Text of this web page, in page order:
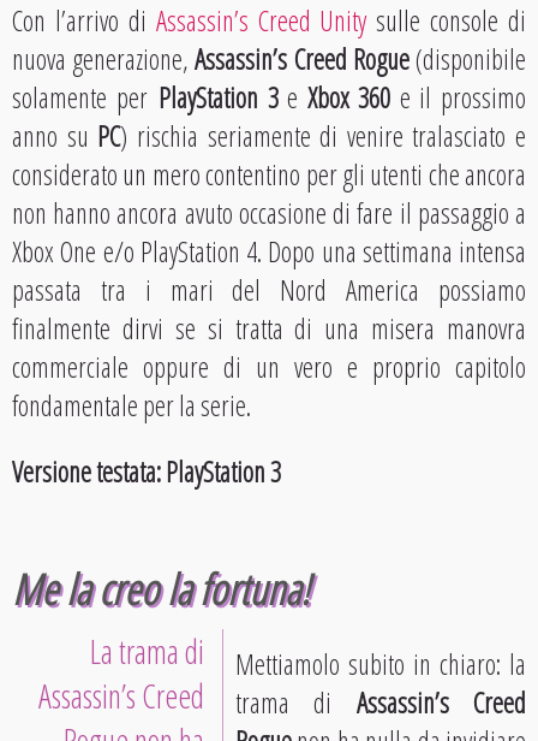
Con l’arrivo di Assassin’s Creed Unitysulle console di
nuova generazione,Assassin’s Creed Rogue(disponibile
solamente per PlayStation 3e Xbox 360 e il prossimo
anno su PC) rischia seriamente di venire tralasciato e
considerato un mero contentino per gli utenti che ancora
non hanno ancora avuto occasione di fare il passaggio a
Xbox One e/o PlayStation 4. Dopo una settimana intensa
passata tra i mari del Nord America possiamo
finalmente dirvi se si tratta di una misera manovra
commerciale oppure di un vero e proprio capitolo
fondamentale per la serie.
Versione testata: PlayStation 3
Me la creo la fortuna!
La trama di
Assassin’s Creed
Mettiamolo subito in chiaro: la
trama di Assassin’s Creed